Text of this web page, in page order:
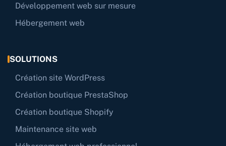
Développement web sur mesure
Hébergement web
SOLUTIONS
Création site WordPress
Création boutique PrestaShop
Création boutique Shopify
Maintenance site web